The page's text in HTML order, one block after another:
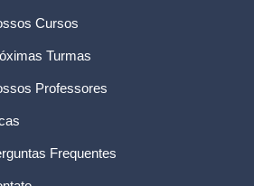
Cursos
Turmas
Professores
Frequentes